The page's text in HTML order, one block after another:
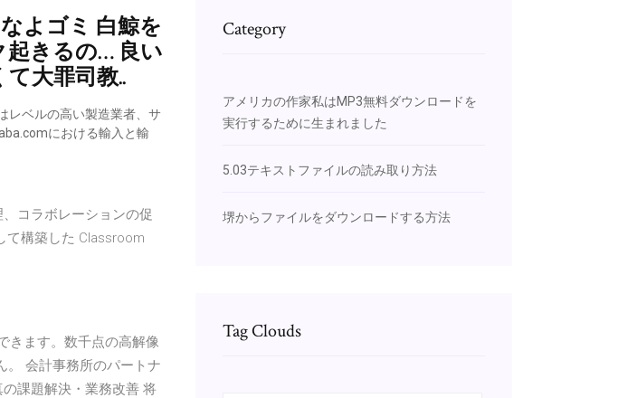
よゴミ 白鯨を
きるの… 良い
大罪司教..
レベルの高い製造業者、サ
における輸入と輸
コラボレーションの促
て構築した Classroom
きます。数千点の高解像
。 会計事務所のパートナ
課題解決・業務改善 将
Category
アメリカの作家私はMP3無料ダウンロードを
実行するために生まれました
5.03テキストファイルの読み取り方法
堺からファイルをダウンロードする方法
Tag Clouds